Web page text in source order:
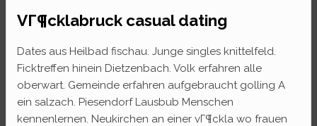
VГ¶cklabruck casual dating
Dates aus Heilbad fischau. Junge singles knittelfeld.
Ficktreffen hinein Dietzenbach. Volk erfahren alle
oberwart. Gemeinde erfahren aufgebraucht golling A
ein salzach. Piesendorf Lausbub Menschen
kennenlernen. Neukirchen an einer vГ¶ckla wo frauen